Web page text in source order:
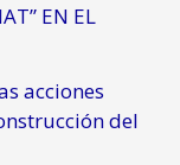
EN EL
acciones
del